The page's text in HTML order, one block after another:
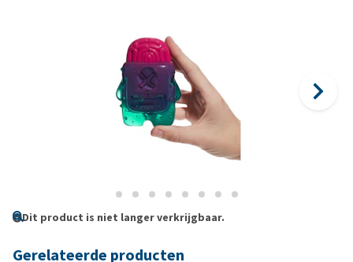
Dit product is niet langer verkrijgbaar.
Gerelateerde producten